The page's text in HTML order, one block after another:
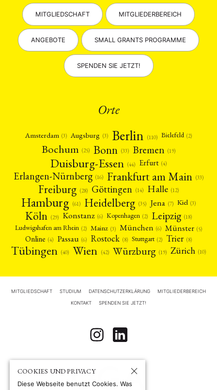
MITGLIEDSCHAFT MITGLIEDERBEREICH
ANGEBOTE SMALL GRANTS PROGRAMME
SPENDEN SIE JETZT!
Orte
Amsterdam (3) Augsburg (3) Berlin (110) Bielefeld (2)
Bochum (25) Bonn (33) Bremen (19)
Duisburg-Essen (44) Erfurt (4)
Erlangen-Nürnberg (16) Frankfurt am Main (33)
Freiburg (28) Göttingen (14) Halle (12)
Hamburg (61) Heidelberg (35) Jena (7) Kiel (3)
Köln (29) Konstanz (6) Kopenhagen (2) Leipzig (18)
Ludwigshafen am Rhein (2) Mainz (3) München (6) Münster (5)
Online (4) Passau (6) Rostock (8) Stuttgart (2) Trier (8)
Tübingen (40) Wien (42) Würzburg (19) Zürich (10)
MITGLIEDSCHAFT STUDIUM DATENSCHUTZERKLÄRUNG MITGLIEDERBEREICH
KONTAKT SPENDEN SIE JETZT!
COOKIES UND PRIVACY
Diese Webseite benutzt Cookies. Was